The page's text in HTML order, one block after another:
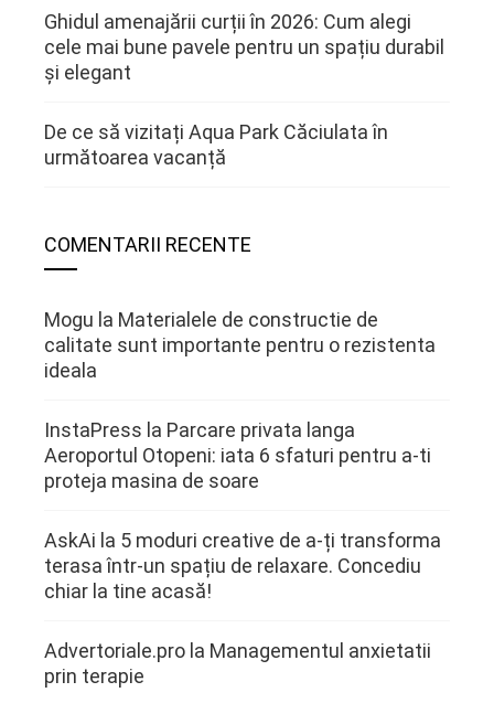
Ghidul amenajării curții în 2026: Cum alegi
cele mai bune pavele pentru un spațiu durabil
și elegant
De ce să vizitați Aqua Park Căciulata în
următoarea vacanță
COMENTARII RECENTE
Mogu la Materialele de constructie de
calitate sunt importante pentru o rezistenta
ideala
InstaPress la Parcare privata langa
Aeroportul Otopeni: iata 6 sfaturi pentru a-ti
proteja masina de soare
AskAi la 5 moduri creative de a-ți transforma
terasa într-un spațiu de relaxare. Concediu
chiar la tine acasă!
Advertoriale.pro la Managementul anxietatii
prin terapie